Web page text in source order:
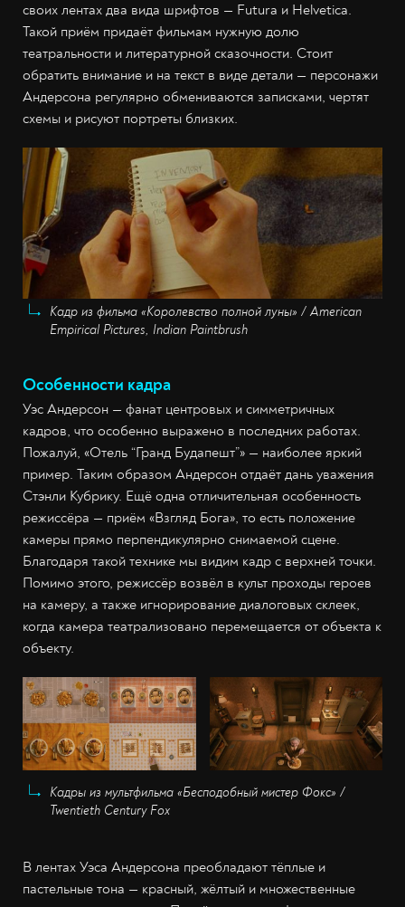
своих лентах два вида шрифтов — Futura и Helvetica.
Такой приём придаёт фильмам нужную долю
театральности и литературной сказочности. Стоит
обратить внимание и на текст в виде детали — персонажи
Андерсона регулярно обмениваются записками, чертят
схемы и рисуют портреты близких.
Кадр из фильма «Королевство полной луны» / American
Empirical Pictures, Indian Paintbrush
Особенности кадра
Уэс Андерсон — фанат центровых и симметричных
кадров, что особенно выражено в последних работах.
Пожалуй, «Отель “Гранд Будапешт”» — наиболее яркий
пример. Таким образом Андерсон отдаёт дань уважения
Стэнли Кубрику. Ещё одна отличительная особенность
режиссёра — приём «Взгляд Бога», то есть положение
камеры прямо перпендикулярно снимаемой сцене.
Благодаря такой технике мы видим кадр с верхней точки.
Помимо этого, режиссёр возвёл в культ проходы героев
на камеру, а также игнорирование диалоговых склеек,
когда камера театрализовано перемещается от объекта к
объекту.
Кадры из мультфильма «Бесподобный мистер Фокс» /
Twentieth Century Fox
В лентах Уэса Андерсона преобладают тёплые и
пастельные тона — красный, жёлтый и множественные